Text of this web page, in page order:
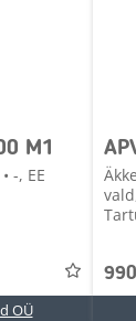
M1
-, EE
OÜ